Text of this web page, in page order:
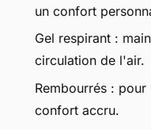
un confort
Gel respirant :
circulation de l'air.
Rembourrés :
confort accru.